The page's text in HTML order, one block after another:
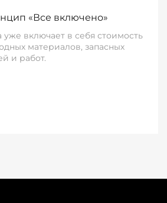
«Все включено»
уже включает в себя стоимость
материалов, запасных
и работ.